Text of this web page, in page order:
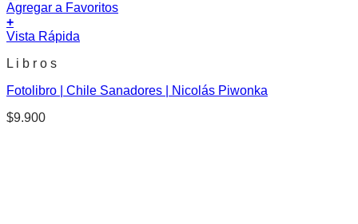
Agregar a Favoritos
+
Vista Rápida
L i b r o s
Fotolibro | Chile Sanadores | Nicolás Piwonka
$9.900